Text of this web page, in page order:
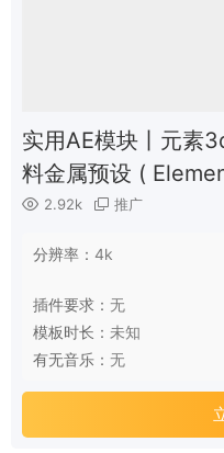
实用AE模块丨元素
料金属预设 (
2.92k 推广
分辨率： 4k
插件要求： 无
模板时长： 未知
有无音乐： 无